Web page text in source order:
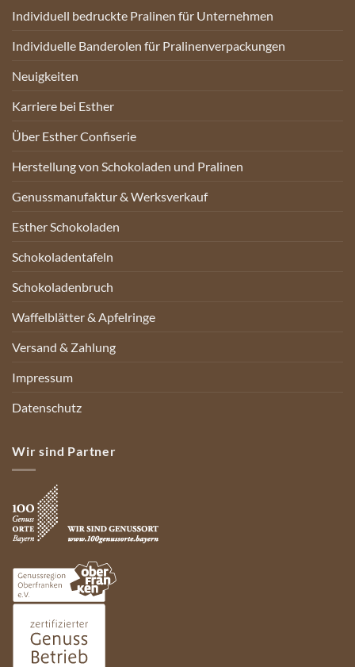
Individuell bedruckte Pralinen für Unternehmen
Individuelle Banderolen für Pralinenverpackungen
Neuigkeiten
Karriere bei Esther
Über Esther Confiserie
Herstellung von Schokoladen und Pralinen
Genussmanufaktur & Werksverkauf
Esther Schokoladen
Schokoladentafeln
Schokoladenbruch
Waffelblätter & Apfelringe
Versand & Zahlung
Impressum
Datenschutz
Wir sind Partner